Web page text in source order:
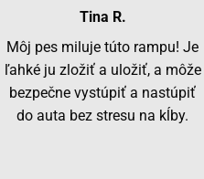
Tina R.
Môj pes miluje túto rampu! Je
ľahké ju zložiť a uložiť, a môže
bezpečne vystúpiť a nastúpiť
do auta bez stresu na kĺby.